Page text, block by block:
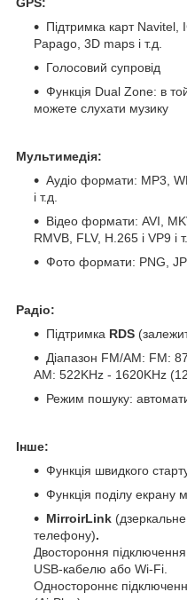
GPS:
Підтримка карт
Papago, 3D maps і т.д.
Голосовий супровід
Функція Dual Zone: в
можете слухати музику
Мультимедія:
Аудіо формати: MP3,
і т.д.
Відео формати: AVI,
RMVB, FLV, H.265 і VP9 і
Фото формати: PNG,
Радіо:
Підтримка RDS
Діапазон FM/AM: FM:
АМ: 522KHz - 1620KHz (12
Режим пошуку:
Інше:
Функція швидкого
Функція поділу екрану
MirroirLink
телефону).
Двостороння
USB-кабелю або Wi-Fi.
Одностороннє